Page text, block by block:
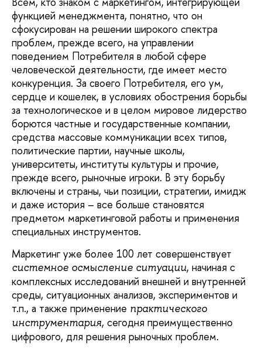
функцией менеджмента, понятно, что он
сфокусирован на решении широкого спектра
проблем, прежде всего, на управлении
поведением Потребителя в любой сфере
человеческой деятельности, где имеет место
конкуренция. За своего Потребителя, его ум,
сердце и кошелек, в условиях обострения борьбы
за технологическое и в целом мировое лидерство
борются частные и государственные компании,
средства массовые коммуникации всех типов,
политические партии, научные школы,
университеты, институты культуры и прочие,
прежде всего, рыночные игроки. В эту борьбу
включены и страны, чьи позиции, стратегии, имидж
и даже история – все больше становятся
предметом маркетинговой работы и применения
специальных инструментов.
Маркетинг уже более 100 лет совершенствует
системное осмысление ситуации, начиная с
комплексных исследований внешней и внутренней
среды, ситуационных анализов, экспериментов и
т.п., а также применение практического
инструментария, сегодня преимущественно
цифрового, для решения рыночных проблем.